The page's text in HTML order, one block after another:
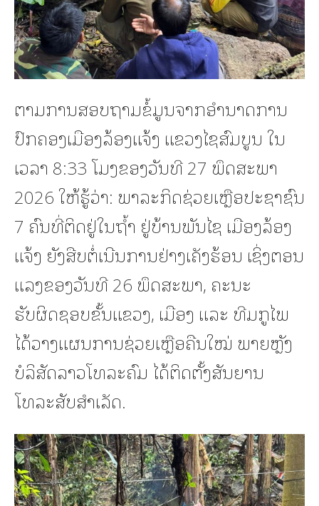
ຕາມການສອບຖາມຂໍ້ມູນຈາກອຳນາດການ
ປົກຄອງເມືອງລ້ອງແຈ້ງ ແຂວງໄຊສົມບູນ ໃນ
ເວລາ 8:33 ໂມງຂອງວັນທີ 27 ພຶດສະພາ
2026 ໃຫ້ຮູ້ວ່າ: ພາລະກິດຊ່ວຍເຫຼືອປະຊາຊົນ
7 ຄົນທີ່ຕິດຢູ່ໃນຖໍ້າ ຢູ່ບ້ານພັນໄຊ ເມືອງລ້ອງ
ແຈ້ງ ຍັງສືບຕໍ່ເນີນການຢ່າງເຄັງຮ້ອນ ເຊິ່ງຕອນ
ແລງຂອງວັນທີ 26 ພຶດສະພາ, ຄະນະ
ຮັບຜິດຊອບຂັ້ນແຂວງ, ເມືອງ ແລະ ທີມກູໄພ
ໄດ້ວາງແຜນການຊ່ວຍເຫຼືອຄືນໃໝ່ ພາຍຫຼັງ
ບໍລິສັດລາວໂທລະຄົມ ໄດ້ຕິດຕັ້ງສັນຍານ
ໂທລະສັບສຳເລັດ.